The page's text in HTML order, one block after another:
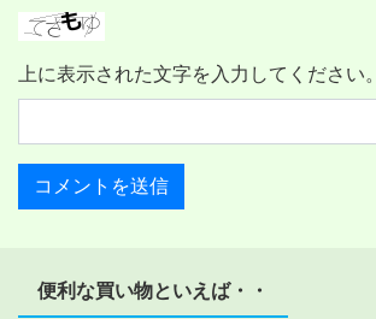
上に表示された文字を入力してください。
便利な買い物といえば・・